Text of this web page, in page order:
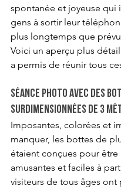
spontanée et joyeuse qui
gens à sortir leur
plus longtemps que
Voici un aperçu plus
a permis de réunir tous
Séance photo avec des
surdimensionnées de 3
Imposantes, colorées et
manquer, les bottes de
étaient conçues pour être
amusantes et faciles à
visiteurs de tous âges ont